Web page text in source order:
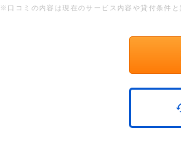
※口コミの内容は現在のサービス内容や貸付条件と